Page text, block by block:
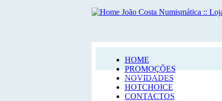
HOME
PROMOÇÕES
NOVIDADES
HOTCHOICE
CONTACTOS